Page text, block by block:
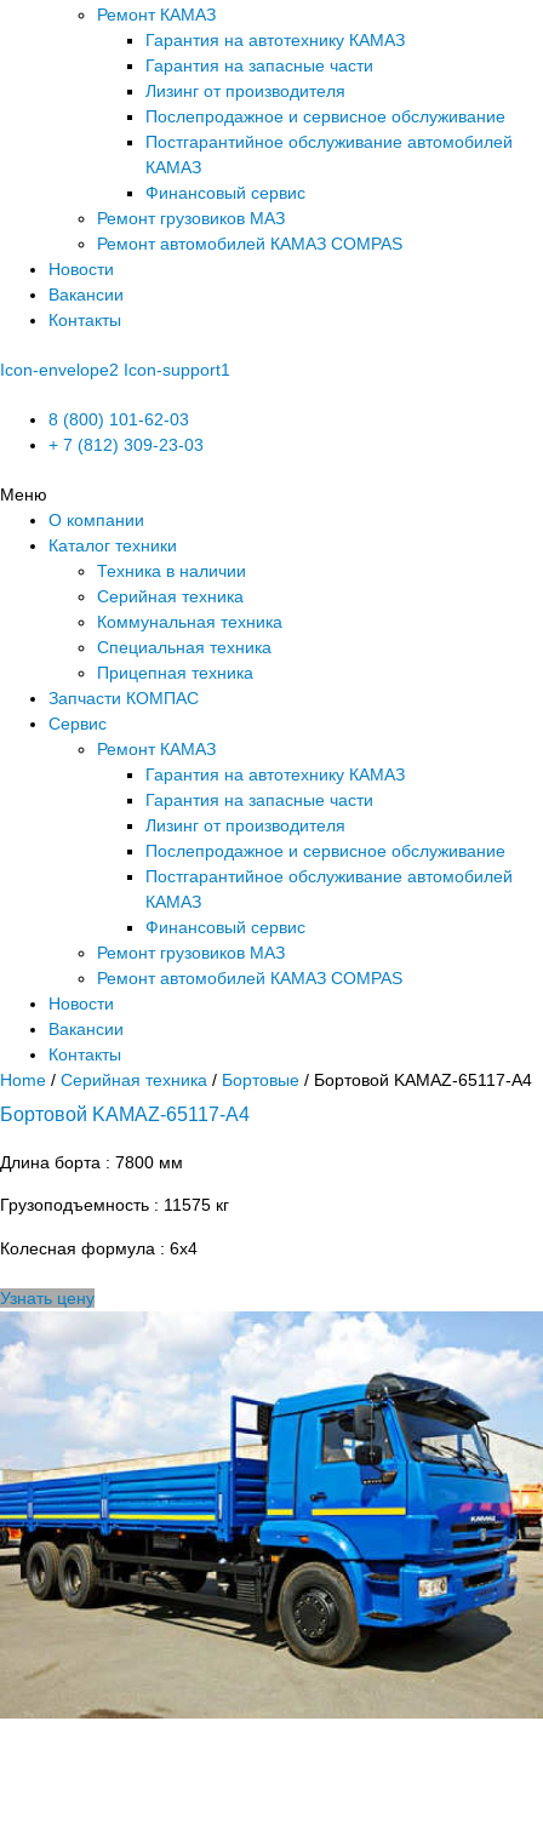
Ремонт КАМАЗ
Гарантия на автотехнику КАМАЗ
Гарантия на запасные части
Лизинг от производителя
Послепродажное и сервисное обслуживание
Постгарантийное обслуживание автомобилей
КАМАЗ
Финансовый сервис
Ремонт грузовиков МАЗ
Ремонт автомобилей КАМАЗ COMPAS
Новости
Вакансии
Контакты
Icon-envelope2 Icon-support1
8 (800) 101-62-03
+ 7 (812) 309-23-03
Меню
О компании
Каталог техники
Техника в наличии
Серийная техника
Коммунальная техника
Специальная техника
Прицепная техника
Запчасти КОМПАС
Сервис
Ремонт КАМАЗ
Гарантия на автотехнику КАМАЗ
Гарантия на запасные части
Лизинг от производителя
Послепродажное и сервисное обслуживание
Постгарантийное обслуживание автомобилей
КАМАЗ
Финансовый сервис
Ремонт грузовиков МАЗ
Ремонт автомобилей КАМАЗ COMPAS
Новости
Вакансии
Контакты
Home / Серийная техника / Бортовые / Бортовой KАМАZ-65117-А4
Бортовой KАМАZ-65117-А4
Длина борта : 7800 мм
Грузоподъемность : 11575 кг
Колесная формула : 6х4
Узнать цену